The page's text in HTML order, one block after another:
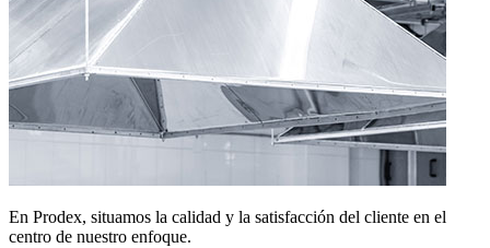
En Prodex, situamos la calidad y la satisfacción del cliente en el
centro de nuestro enfoque.